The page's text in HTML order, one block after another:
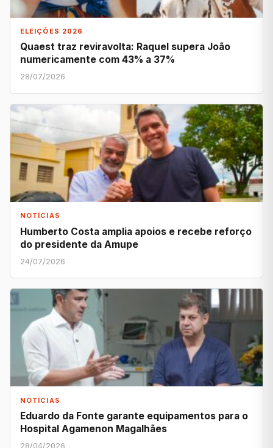
ELEIÇÕES 2026
Quaest traz reviravolta: Raquel supera João
numericamente com 43% a 37%
28/07/2026
NOTÍCIAS
Humberto Costa amplia apoios e recebe reforço
do presidente da Amupe
24/07/2026
NOTÍCIAS
Eduardo da Fonte garante equipamentos para o
Hospital Agamenon Magalhães
28/04/2026